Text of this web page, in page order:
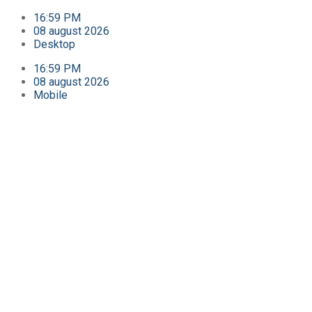
16:59 PM
08 august 2026
Desktop
16:59 PM
08 august 2026
Mobile